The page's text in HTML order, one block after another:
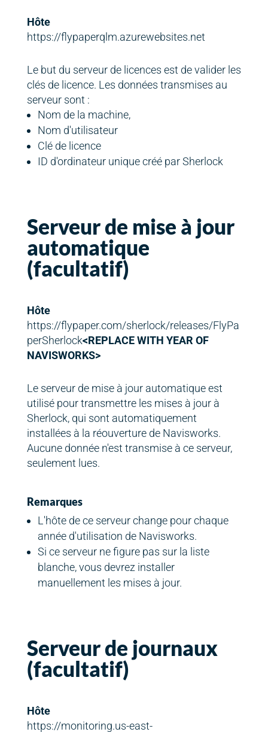
Hôte
https://flypaperqlm.azurewebsites.net
Le but du serveur de licences est de valider les
clés de licence. Les données transmises au
serveur sont :
Nom de la machine,
Nom d'utilisateur
Clé de licence
ID d'ordinateur unique créé par Sherlock
Serveur de mise à jour
automatique
(facultatif)
Hôte
https://flypaper.com/sherlock/releases/FlyPa
perSherlock<REPLACE WITH YEAR OF
NAVISWORKS>
Le serveur de mise à jour automatique est
utilisé pour transmettre les mises à jour à
Sherlock, qui sont automatiquement
installées à la réouverture de Navisworks.
Aucune donnée n'est transmise à ce serveur,
seulement lues.
Remarques
L'hôte de ce serveur change pour chaque
année d'utilisation de Navisworks.
Si ce serveur ne figure pas sur la liste
blanche, vous devrez installer
manuellement les mises à jour.
Serveur de journaux
(facultatif)
Hôte
https://monitoring.us-east-